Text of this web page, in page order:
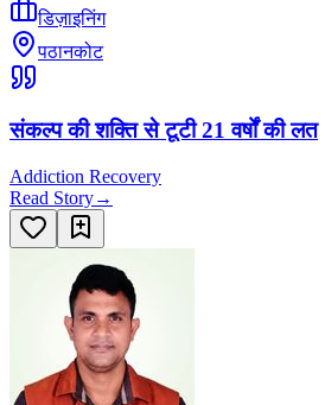
डिज़ाइनिंग
पठानकोट
संकल्प की शक्ति से टूटी 21 वर्षों की लत
Addiction Recovery
Read Story→